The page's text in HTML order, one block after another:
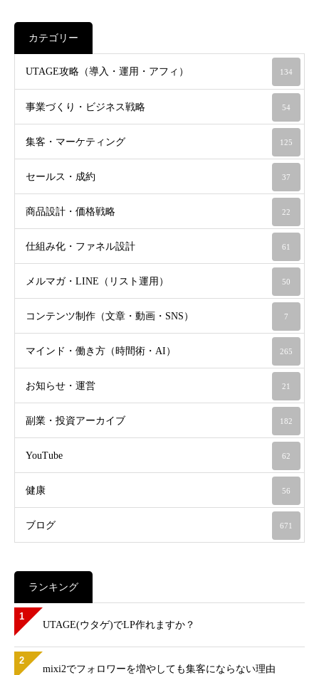
カテゴリー
UTAGE攻略（導入・運用・アフィ） 134
事業づくり・ビジネス戦略 54
集客・マーケティング 125
セールス・成約 37
商品設計・価格戦略 22
仕組み化・ファネル設計 61
メルマガ・LINE（リスト運用） 50
コンテンツ制作（文章・動画・SNS） 7
マインド・働き方（時間術・AI） 265
お知らせ・運営 21
副業・投資アーカイブ 182
YouTube 62
健康 56
ブログ 671
ランキング
1
UTAGE(ウタゲ)でLP作れますか？
2
mixi2でフォロワーを増やしても集客にならない理由